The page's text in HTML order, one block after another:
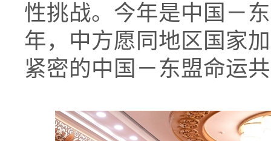
性挑战。今年是中国－
年，中方愿同地区国家
紧密的中国－东盟命运